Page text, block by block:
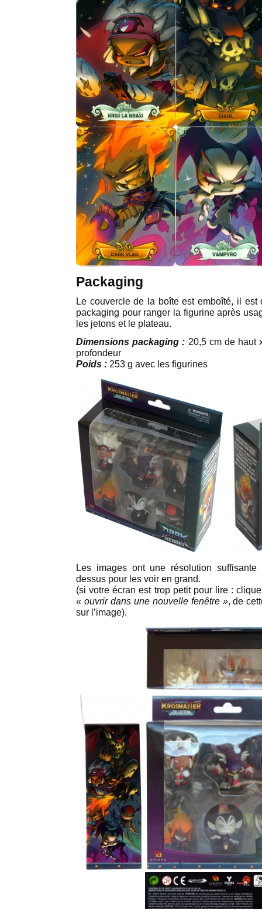
Packaging
Le couvercle de la boîte est emboîté, il
packaging pour ranger la figurine après
les jetons et le plateau.
Dimensions packaging : 20,5 cm de haut
profondeur
Poids : 253 g avec les figurines
Les images ont une résolution
dessus pour les voir en grand.
(si votre écran est trop petit pour lire :
« ouvrir dans une nouvelle fenêtre », de
sur l’image).